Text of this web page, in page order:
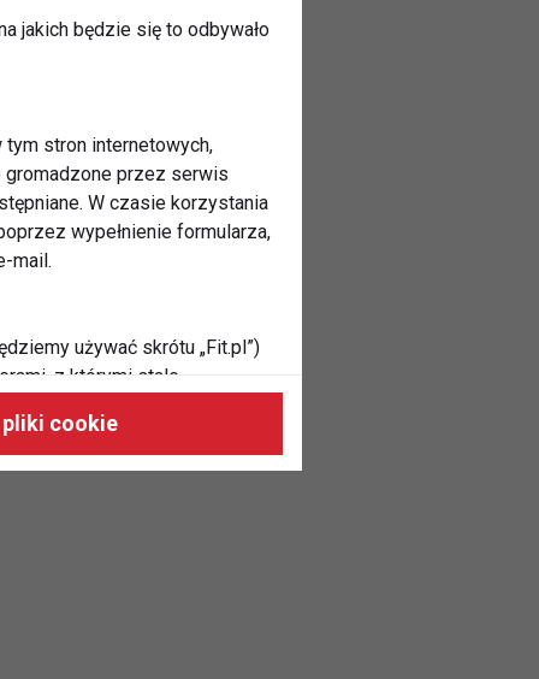
jakich będzie się to odbywało
tym stron internetowych,
gromadzone przez serwis
W czasie korzystania
wypełnienie formularza,
mail.
używać skrótu „Fit.pl”)
z którymi stale
oraz do
odpowiadać Twoim
cookie